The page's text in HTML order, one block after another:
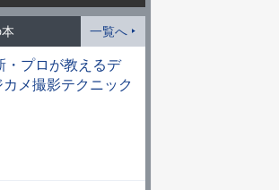
一覧へ
・プロが教えるデ
カメ撮影テクニック